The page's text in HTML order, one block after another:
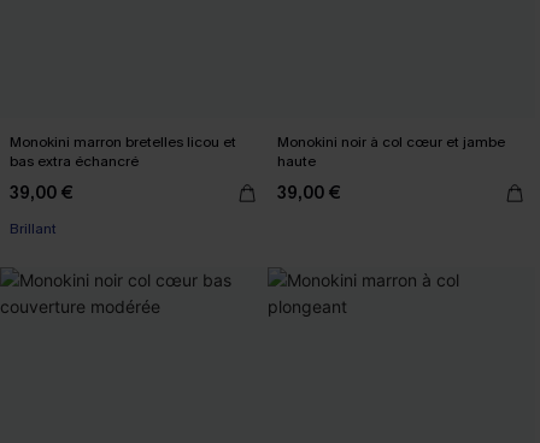
Monokini marron bretelles licou et
bas extra échancré
39,00 €
Brillant
Monokini noir à col cœur et jambe
haute
39,00 €